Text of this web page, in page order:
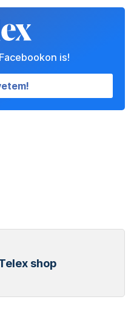
is!
shop